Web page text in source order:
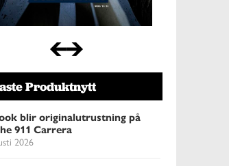
Produktnytt
blir originalutrustning på
911 Carrera
2026